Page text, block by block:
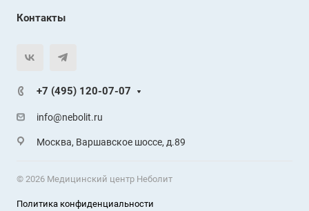
Контакты
+7 (495) 120-07-07
info@nebolit.ru
Москва, Варшавское шоссе, д.89
© 2026 Медицинский центр Неболит
Политика конфиденциальности